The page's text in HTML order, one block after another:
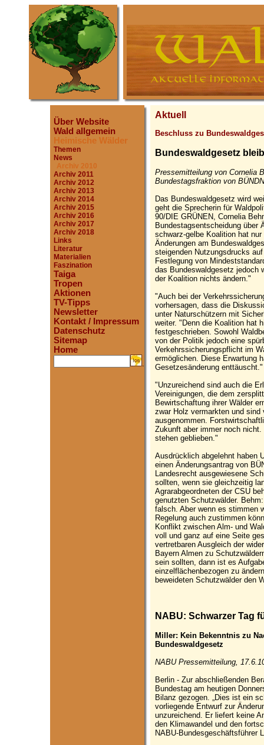
Über Website
Wald allgemein
Heimische Wälder
Themen
News
Archiv 2010
Archiv 2011
Archiv 2012
Archiv 2013
Archiv 2014
Archiv 2015
Archiv 2016
Archiv 2017
Archiv 2018
Links
Literatur
Materialien
Faszination
Taiga
Tropen
Aktionen
TV-Tipps
Newsletter
Kontakt / Impressum
Datenschutz
Sitemap
Home
.
Aktuell
Beschluss zu
Bundeswaldgesetz
Pressemitteilung von Cornelia
Bundestagsfraktion von
Das Bundeswaldgesetz wird
geht die Sprecherin für
90/DIE GRÜNEN, Cornelia
Bundestagsentscheidung über
schwarz-gelbe Koalition hat
Änderungen am
steigenden Nutzungsdrucks
Festlegung von
das Bundeswaldgesetz jedoch
der Koalition nichts ändern."
"Auch bei der
vorhersagen, dass die
unter Naturschützern mit
weiter. "Denn die Koalition hat
festgeschrieben. Sowohl
von der Politik jedoch eine
Verkehrssicherungspflicht im
ermöglichen. Diese Erwartung
Gesetzesänderung enttäuscht."
"Unzureichend sind auch die
Vereinigungen, die dem
Bewirtschaftung ihrer Wälder
zwar Holz vermarkten und sind
ausgenommen.
Zukunft aber immer noch
stehen geblieben."
Ausdrücklich abgelehnt haben
einen Änderungsantrag von
Landesrecht ausgewiesene
sollten, wenn sie gleichzeitig
Agrarabgeordneten der CSU
genutzten Schutzwälder.
falsch. Aber wenn es stimmen
Regelung auch zustimmen
Konflikt zwischen Alm- und
voll und ganz auf eine Seite
vertretbaren Ausgleich der
Bayern Almen zu
sein sollten, dann ist es
einzelflächenbezogen zu
beweideten Schutzwälder den
NABU: Schwarzer Tag
Miller: Kein Bekenntnis zu
Bundeswaldgesetz
NABU Pressemitteilung,
Berlin - Zur abschließenden
Bundestag am heutigen
Bilanz gezogen. „Dies ist ein
vorliegende Entwurf zur
unzureichend. Er liefert keine
den Klimawandel und den
NABU-Bundesgeschäftsführer